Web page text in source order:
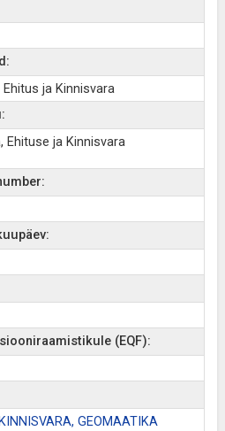
ja Kinnisvara
Ehituse ja Kinnisvara
(EQF):
GEOMAATIKA